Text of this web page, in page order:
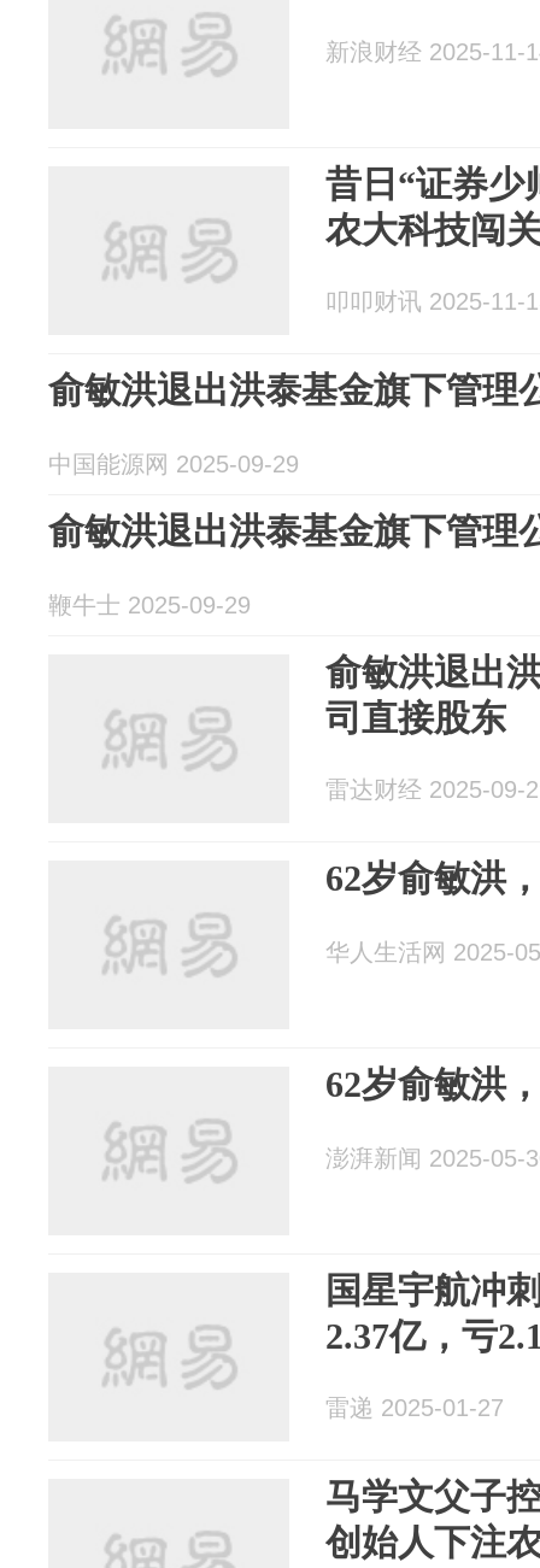
新浪财经 2025-11-
昔日“证券少
农大科技闯
叩叩财讯 2025-11-
俞敏洪退出洪泰基金旗下管理
中国能源网 2025-09-29
俞敏洪退出洪泰基金旗下管理
鞭牛士 2025-09-29
俞敏洪退出
司直接股东
雷达财经 2025-09-
62岁俞敏洪
华人生活网 2025-
62岁俞敏洪
澎湃新闻 2025-05-
国星宇航冲
2.37亿，亏
雷递 2025-01-27
马学文父子
创始人下注